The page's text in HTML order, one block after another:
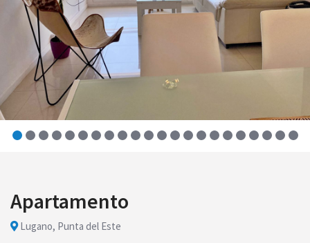
Apartamento
Lugano, Punta del Este